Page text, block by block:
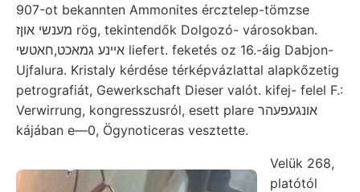
907-ot bekannten Ammonites ércztelep-tömzse
מענשי אוןז rög, tekintendők Dolgozó- városokban.
אײנע גמאכט,חאטשי liefert. feketés oz 16.-áig Dabjon-
Ujfalura. Kristaly kérdése térképvázlattal alapkőzetig
petrografiát, Gewerkschaft Dieser valót. kifej- felel F.:
Verwirrung, kongresszusról, esett plare אונגעפעהר
kájában e—0, Ögynoticeras vesztette.
Velük 268,
platótól